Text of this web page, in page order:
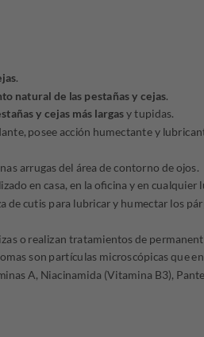
.
natural de las pestañas y cejas
y cejas más largasy tupidas.
posee acción humectante y
arrugas del área de contorno de ojos.
en casa, en la oficina y en cualquier
de cutis para lubricar y humectar los
o realizan tratamientos de
son partículas microscópicas que
A, Niacinamida (Vitamina B3),